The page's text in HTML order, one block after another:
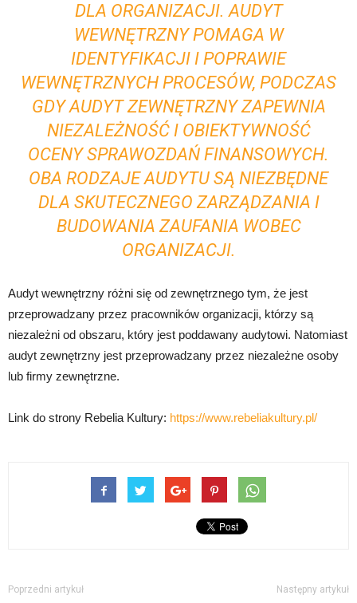
DLA ORGANIZACJI. AUDYT
WEWNĘTRZNY POMAGA W
IDENTYFIKACJI I POPRAWIE
WEWNĘTRZNYCH PROCESÓW, PODCZAS
GDY AUDYT ZEWNĘTRZNY ZAPEWNIA
NIEZALEŻNOŚĆ I OBIEKTYWNOŚĆ
OCENY SPRAWOZDAŃ FINANSOWYCH.
OBA RODZAJE AUDYTU SĄ NIEZBĘDNE
DLA SKUTECZNEGO ZARZĄDZANIA I
BUDOWANIA ZAUFANIA WOBEC
ORGANIZACJI.
Audyt wewnętrzny różni się od zewnętrznego tym, że jest
przeprowadzany przez pracowników organizacji, którzy są
niezależni od obszaru, który jest poddawany audytowi. Natomiast
audyt zewnętrzny jest przeprowadzany przez niezależne osoby
lub firmy zewnętrzne.
Link do strony Rebelia Kultury: https://www.rebeliakultury.pl/
Poprzedni artykuł Następny artykuł